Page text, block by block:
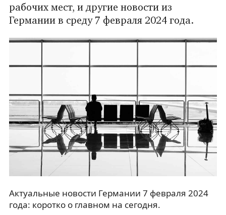
рабочих мест, и другие новости из
Германии в среду 7 февраля 2024 года.
Актуальные новости Германии 7 февраля 2024
года: коротко о главном на сегодня.